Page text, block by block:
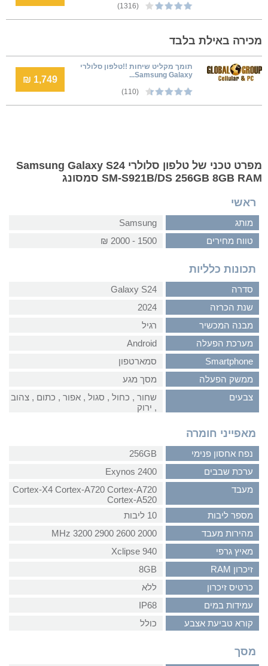
(1316)
מכירה באילת בלבד
תומך מקליט שיחות !!טלפון סלולרי
Samsung Galaxy...
(110)
1,749 ₪
מפרט טכני של טלפון סלולרי Samsung Galaxy S24
SM-S921B/DS 256GB 8GB RAM סמסונג
ראשי
מותג
Samsung
טווח מחירים
1500 - 2000 ₪
תכונות כלליות
סדרה
Galaxy S24
שנת הכרזה
2024
מבנה המכשיר
רגיל
מערכת הפעלה
Android
Smartphone
סמארטפון
ממשק הפעלה
מסך מגע
צבעים
שחור‏ , ‏כחול‏ , ‏סגול‏ , ‏אפור‏ , ‏כתום‏ , ‏צהוב‏
, ‏ירוק
מאפייני חומרה
נפח אחסון פנימי
256GB
ערכת שבבים
Exynos 2400
מעבד
Cortex-X4 Cortex-A720 Cortex-A720
Cortex-A520
מספר ליבות
10 ליבות
מהירות מעבד
2000 2600 2900 3200 MHz
מאיץ גרפי
Xclipse 940
זיכרון RAM
8GB
כרטיס זיכרון
ללא
עמידות במים
IP68
קורא טביעת אצבע
כולל
מסך